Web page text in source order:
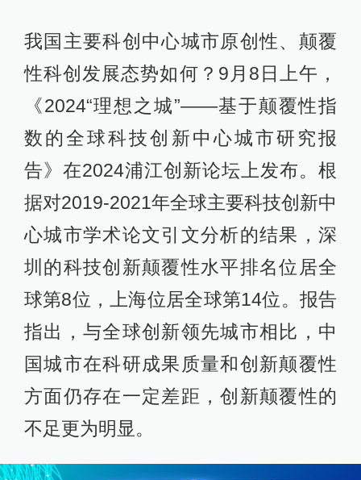
我国主要科创中心城市原创性、颠覆
性科创发展态势如何？9月8日上午，
《2024“理想之城”——基于颠覆性指
数的全球科技创新中心城市研究报
告》在2024浦江创新论坛上发布。根
据对2019-2021年全球主要科技创新中
心城市学术论文引文分析的结果，深
圳的科技创新颠覆性水平排名位居全
球第8位，上海位居全球第14位。报告
指出，与全球创新领先城市相比，中
国城市在科研成果质量和创新颠覆性
方面仍存在一定差距，创新颠覆性的
不足更为明显。